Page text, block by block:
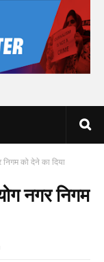
को देने का दिया
नगर निगम